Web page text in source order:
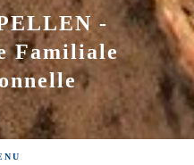
-
Familiale